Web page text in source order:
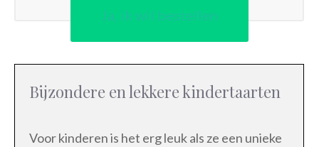
Ja, ik wil bestellen
Bijzondere en lekkere kindertaarten
Voor kinderen is het erg leuk als ze een unieke